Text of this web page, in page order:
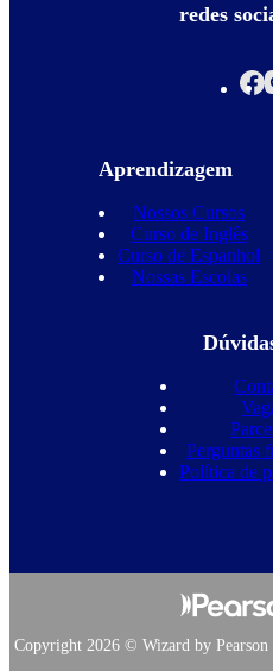
redes
Aprendizagem
Nossos Cursos
Curso de Inglês
Curso de Espanhol
Nossas Escolas
Perguntas
Política de
Copyright 2026 © Wizard by Pearson